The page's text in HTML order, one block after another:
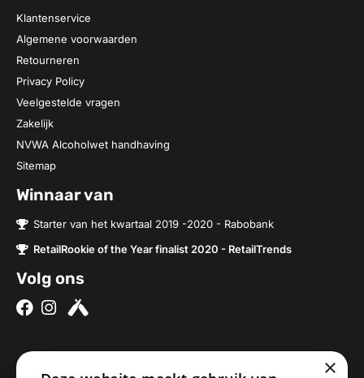
Klantenservice
Algemene voorwaarden
Retourneren
Privacy Policy
Veelgestelde vragen
Zakelijk
NVWA Alcoholwet handhaving
Sitemap
Winnaar van
Starter van het kwartaal 2019 -2020 - Rabobank
RetailRookie of the Year finalist 2020 - RetailTrends
Volg ons
Over ons ×